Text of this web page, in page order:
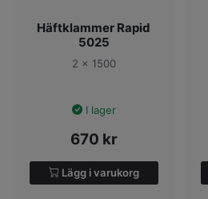
Häftklammer Rapid
5025
2 x 1500
I lager
670 kr
Lägg i varukorg